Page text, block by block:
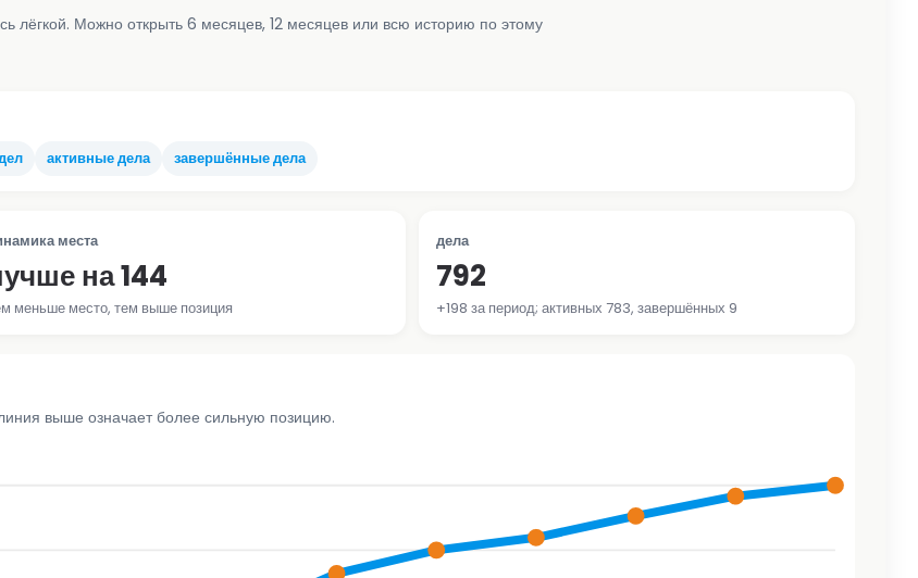
лёгкой. Можно открыть 6 месяцев, 12 месяцев или всю историю по этому
активные дела завершённые дела
места
на 144
меньше место, тем выше позиция
дела
792
+198 за период; активных 783, завершённых 9
выше означает более сильную позицию.